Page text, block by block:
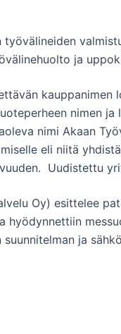
ja
nimen
nimi Akaan
eli niitä
Uudistettu
Oy) esittelee
ja